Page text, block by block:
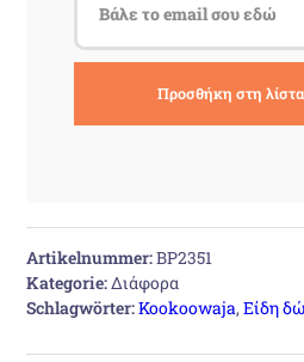
Artikelnummer:BP2351
Kategorie:Διάφορα
Schlagwörter:Kookoowaja,Είδη